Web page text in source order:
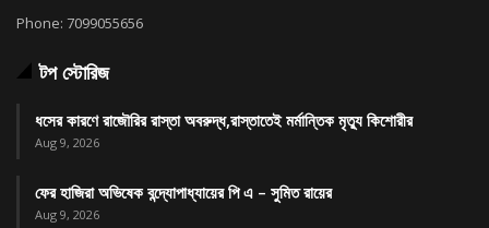
Phone: 7099055656
টপ স্টোরিজ
ধসের কারণে রাজৌরির রাস্তা অবরুদ্ধ,রাস্তাতেই মর্মান্তিক মৃত্যু কিশোরীর
Aug 9, 2026
ফের হাজিরা অভিষেক বন্দ্যোপাধ্যায়ের পি এ – সুমিত রায়ের
Aug 9, 2026